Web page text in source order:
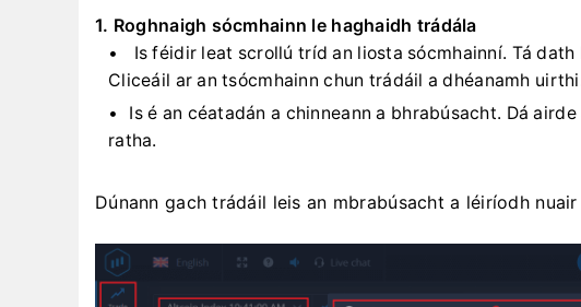
1. Roghnaigh sócmhainn le haghaidh trádála
Is féidir leat scrollú tríd an liosta sócmhainní. Tá
Cliceáil ar an tsócmhainn chun trádáil a dhéanamh
Is é an céatadán a chinneann a bhrabúsacht. Dá
ratha.
Dúnann gach trádáil leis an mbrabúsacht a léiríodh